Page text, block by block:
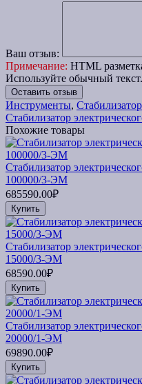
Ваш отзыв:
Примечание: HTML
Используйте обычный текст.
Оставить отзыв
Инструменты,
Стабилизатор
Похожие товары
Стабилизатор
100000/3-ЭМ
685590.00₽
Купить
Стабилизатор
15000/3-ЭМ
68590.00₽
Купить
Стабилизатор
20000/1-ЭМ
69890.00₽
Купить